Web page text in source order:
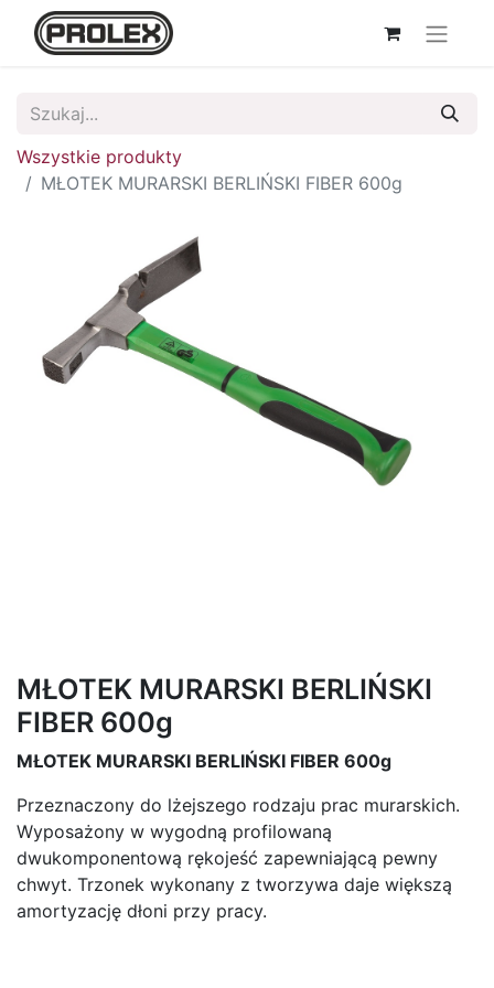
Wszystkie produkty
MŁOTEK MURARSKI BERLIŃSKI FIBER 600g
MŁOTEK MURARSKI BERLIŃSKI
FIBER 600g
MŁOTEK MURARSKI BERLIŃSKI FIBER 600g
Przeznaczony do lżejszego rodzaju prac murarskich.
Wyposażony w wygodną profilowaną
dwukomponentową rękojeść zapewniającą pewny
chwyt. Trzonek wykonany z tworzywa daje większą
amortyzację dłoni przy pracy.